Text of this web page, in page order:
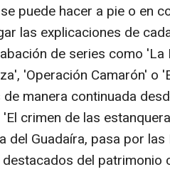
puede hacer a pie o en
las explicaciones de
de series como
'Operación Camarón' o
manera continuada
'El crimen de las
del Guadaíra, pasa por
del patrimonio